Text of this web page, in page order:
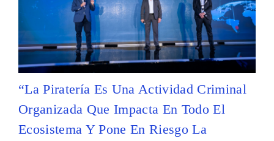
“La Piratería Es Una Actividad Criminal
Organizada Que Impacta En Todo El
Ecosistema Y Pone En Riesgo La